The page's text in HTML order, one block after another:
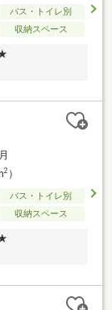
バス・トイレ別
収納スペース
2）
バス・トイレ別
収納スペース